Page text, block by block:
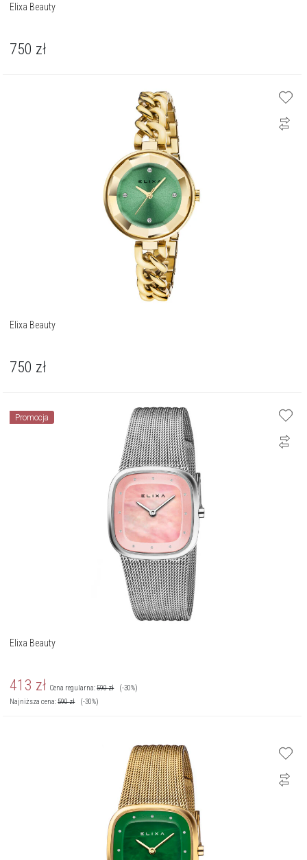
Elixa Beauty
750 zł
Elixa Beauty
750 zł
Promocja
Elixa Beauty
413 zł Cena regularna:590zł
(-30%)
Najniższa cena:590zł (-30%)